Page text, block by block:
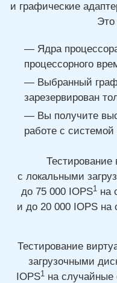
и графические
Это
Ядра
процессорного
Выбранный
зарезервирован
Вы получите
работе с системой
Тестирование
с локальными
до 75 000IOPS1на
и до 20 000IOPS на
Тестирование
загрузочными
IOPS1 на случайные